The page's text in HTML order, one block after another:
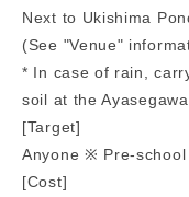
Next to Ukishima
(See "Venue"
* In case of rain,
soil at the
[Target]
Anyone ※ Pre-
[Cost]